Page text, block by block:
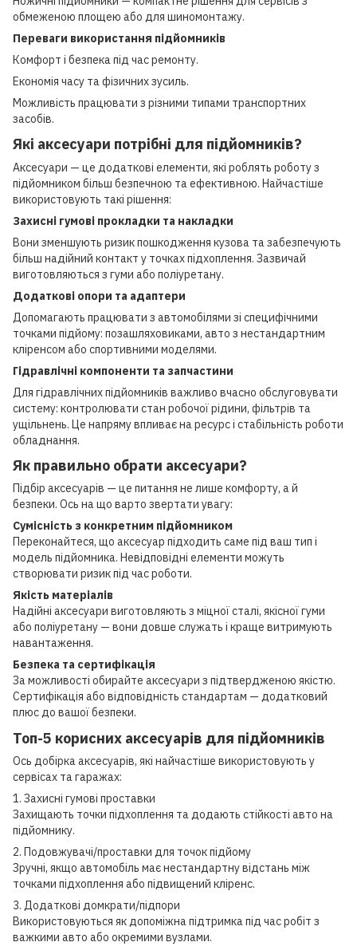
обмеженою площею або для шиномонтажу.
Переваги використання підйомників
Комфорт і безпека під час ремонту.
Економія часу та фізичних зусиль.
Можливість працювати з різними типами транспортних
засобів.
Які аксесуари потрібні для підйомників?
Аксесуари — це додаткові елементи, які роблять роботу з
підйомником більш безпечною та ефективною. Найчастіше
використовують такі рішення:
Захисні гумові прокладки та накладки
Вони зменшують ризик пошкодження кузова та забезпечують
більш надійний контакт у точках підхоплення. Зазвичай
виготовляються з гуми або поліуретану.
Додаткові опори та адаптери
Допомагають працювати з автомобілями зі специфічними
точками підйому: позашляховиками, авто з нестандартним
кліренсом або спортивними моделями.
Гідравлічні компоненти та запчастини
Для гідравлічних підйомників важливо вчасно обслуговувати
систему: контролювати стан робочої рідини, фільтрів та
ущільнень. Це напряму впливає на ресурс і стабільність роботи
обладнання.
Як правильно обрати аксесуари?
Підбір аксесуарів — це питання не лише комфорту, а й
безпеки. Ось на що варто звертати увагу:
Сумісність з конкретним підйомником
Переконайтеся, що аксесуар підходить саме під ваш тип і
модель підйомника. Невідповідні елементи можуть
створювати ризик під час роботи.
Якість матеріалів
Надійні аксесуари виготовляють з міцної сталі, якісної гуми
або поліуретану — вони довше служать і краще витримують
навантаження.
Безпека та сертифікація
За можливості обирайте аксесуари з підтвердженою якістю.
Сертифікація або відповідність стандартам — додатковий
плюс до вашої безпеки.
Топ-5 корисних аксесуарів для підйомників
Ось добірка аксесуарів, які найчастіше використовують у
сервісах та гаражах:
1. Захисні гумові проставки
Захищають точки підхоплення та додають стійкості авто на
підйомнику.
2. Подовжувачі/проставки для точок підйому
Зручні, якщо автомобіль має нестандартну відстань між
точками підхоплення або підвищений кліренс.
3. Додаткові домкрати/підпори
Використовуються як допоміжна підтримка під час робіт з
важкими авто або окремими вузлами.